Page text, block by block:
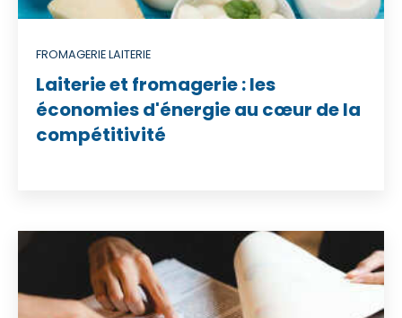
FROMAGERIE LAITERIE
Laiterie et fromagerie : les
économies d'énergie au cœur de la
compétitivité